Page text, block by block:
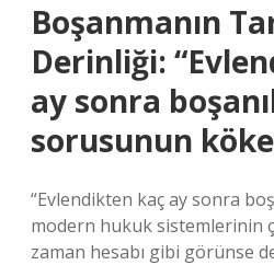
Boşanmanın
Derinliği:
ay sonra
sorusunun
“Evlendikten kaç ay sonra
modern hukuk sistemlerinin
zaman hesabı gibi görünse